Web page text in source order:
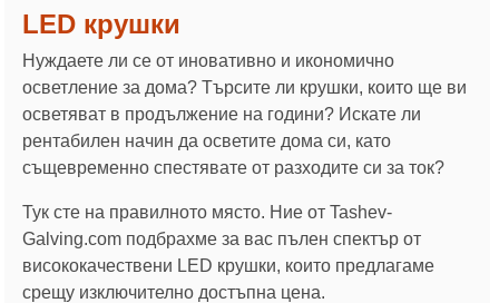
LED крушки
Нуждаете ли се от иновативно и икономично
осветление за дома? Търсите ли крушки, които ще ви
осветяват в продължение на години? Искате ли
рентабилен начин да осветите дома си, като
същевременно спестявате от разходите си за ток?
Тук сте на правилното място. Ние от Tashev-
Galving.com подбрахме за вас пълен спектър от
висококачествени LED крушки, които предлагаме
срещу изключително достъпна цена.